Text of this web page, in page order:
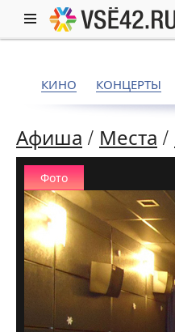
КИНО КОНЦЕРТЫ
Афиша / Места /
Фото